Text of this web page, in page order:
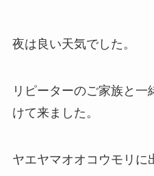
夜は良い天気でした。
リピーターのご家族と
けて来ました。
ヤエヤマオオコウモリに